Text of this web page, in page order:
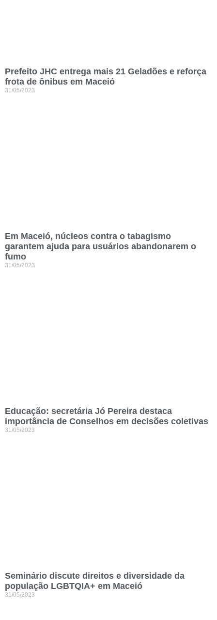
Prefeito JHC entrega mais 21 Geladões e reforça
frota de ônibus em Maceió
31/05/2023
Em Maceió, núcleos contra o tabagismo
garantem ajuda para usuários abandonarem o
fumo
31/05/2023
Educação: secretária Jó Pereira destaca
importância de Conselhos em decisões coletivas
31/05/2023
Seminário discute direitos e diversidade da
população LGBTQIA+ em Maceió
31/05/2023